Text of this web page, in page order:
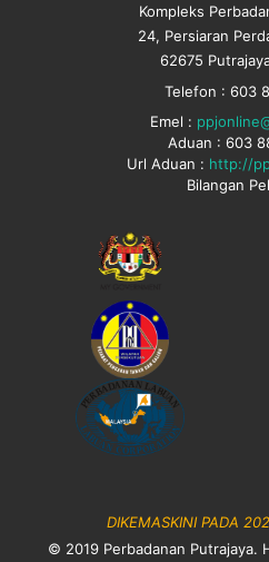
Kompleks
24, Persiaran
62675
Telefon : 603
Emel :
Aduan : 603
Url Aduan : http://
Bilangan
DIKEMASKINI PADA
© 2019 Perbadanan Putrajaya.